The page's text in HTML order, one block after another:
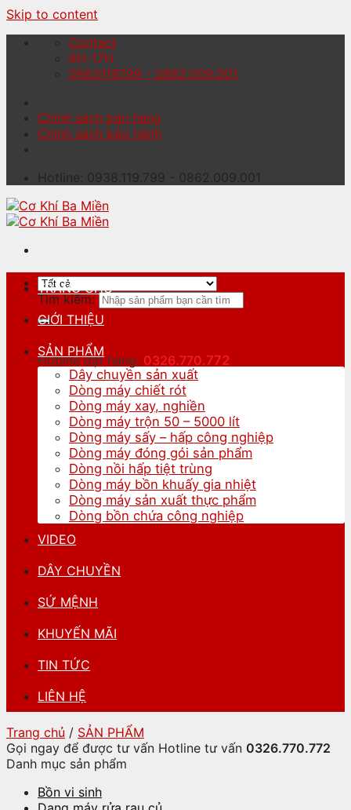
Skip to content
Contact
8H-17H
0983119799 - 0862.009.001
Chính sách bán hàng
Chính sách bảo hành
Hotline: 0938.119.799 - 0862.009.001
Tìm kiếm:
Hotline đặt hàng: 0326.770.772
TRANG CHỦ
GIỚI THIỆU
SẢN PHẨM
Dây chuyền sản xuất
Dòng máy chiết rót
Dòng máy xay, nghiền
Dòng máy trộn 50 – 5000 lít
Dòng máy sấy – hấp công nghiệp
Dòng máy đóng gói sản phẩm
Dòng nồi hấp tiệt trùng
Dòng máy bồn khuấy gia nhiệt
Dòng máy sản xuất thực phẩm
Dòng bồn chứa công nghiệp
VIDEO
DÂY CHUYỀN
SỨ MỆNH
KHUYẾN MÃI
TIN TỨC
LIÊN HỆ
Trang chủ / SẢN PHẨM
Gọi ngay để được tư vấn Hotline tư vấn 0326.770.772
Danh mục sản phẩm
Bồn vi sinh